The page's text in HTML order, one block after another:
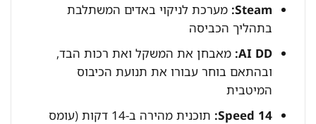
Steam: מערכת לניקוי באדים המשתלבת
בתהליך הכביסה
AI DD: מאבחן את המשקל ואת רכות הבד,
ובהתאם בוחר עבורו את תנועת הכיבוס
המיטבית
14 Speed:
תוכנית מהירה ב-14 דקות (עומס